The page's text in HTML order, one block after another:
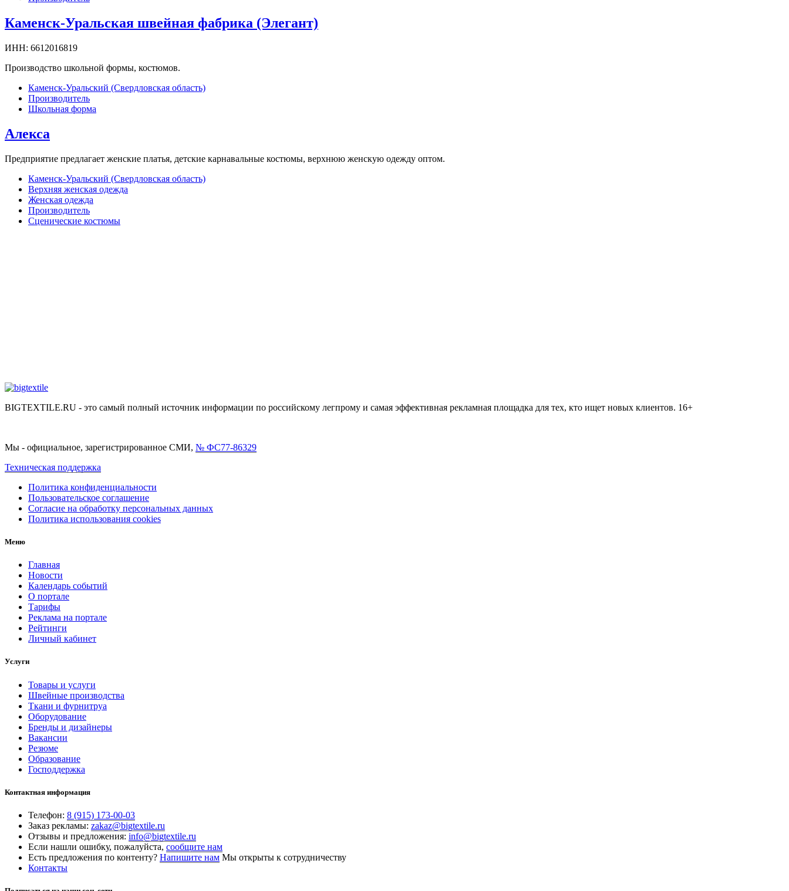
Каменск-Уральская швейная фабрика (Элегант)
ИНН: 6612016819
Производство школьной формы, костюмов.
Каменск-Уральский (Свердловская область)
Производитель
Школьная форма
Алекса
Предприятие предлагает женские платья, детские карнавальные костюмы, верхнюю женскую одежду оптом.
Каменск-Уральский (Свердловская область)
Верхняя женская одежда
Женская одежда
Производитель
Сценические костюмы
BIGTEXTILE.RU - это самый полный источник информации по российскому легпрому и самая эффективная рекламная площадка для тех, кто ищет новых клиентов. 16+
Мы - официальное, зарегистрированное СМИ, № ФС77-86329
Техническая поддержка
Политика конфиденциальности
Пользовательское соглашение
Согласие на обработку персональных данных
Политика использования cookies
Меню
Главная
Новости
Календарь событий
О портале
Тарифы
Реклама на портале
Рейтинги
Личный кабинет
Услуги
Товары и услуги
Швейные производства
Ткани и фурнитруа
Оборудование
Бренды и дизайнеры
Вакансии
Резюме
Образование
Господдержка
Контактная информация
Телефон: 8 (915) 173-00-03
Заказ рекламы: zakaz@bigtextile.ru
Отзывы и предложения: info@bigtextile.ru
Если нашли ошибку, пожалуйста, сообщите нам
Есть предложения по контенту? Напишите нам Мы открыты к сотрудничеству
Контакты